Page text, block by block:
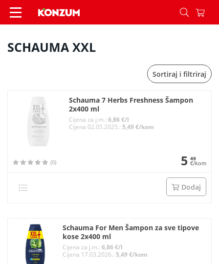
SCHAUMA XXL - Konzum
SCHAUMA XXL
Sortiraj i filtriraj
Schauma 7 Herbs Freshness Šampon
2x400 ml
Cijena za j.m.:6,86 €/l
Cijena 02.05.2025.:5,49 €/kom
(0) 5 49
€/kom
Dodaj
Schauma For Men Šampon za sve tipove
kose 2x400 ml
Cijena za j.m.:6,86 €/l
Cijena 17.03.2026.:5,49 €/kom